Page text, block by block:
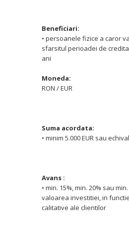
Beneficiari:
• persoanele fizice a caror
sfarsitul perioadei de
ani
Moneda:
RON / EUR
Suma acordata:
• minim 5.000 EUR sau
Avans :
• min. 15%, min. 20% sau
valoarea investitiei, in
calitative ale clientilor